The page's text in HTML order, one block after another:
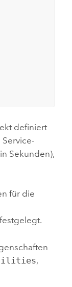
definiert
Sekunden),
für die
,